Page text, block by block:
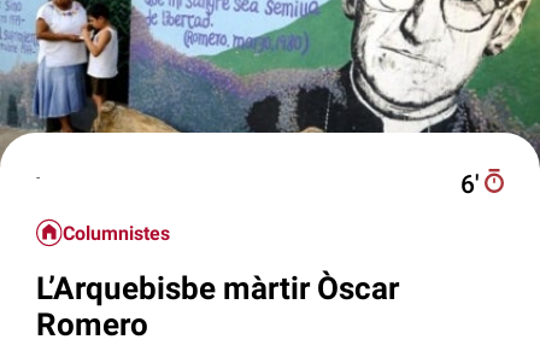
- 6′
Columnistes
L’Arquebisbe màrtir Òscar
Romero